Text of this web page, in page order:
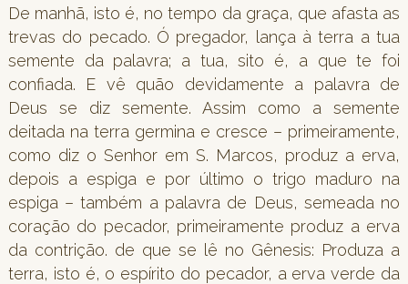
De manhã, isto é, no tempo da graça, que afasta as
trevas do pecado. Ó pregador, lança à terra a tua
semente da palavra; a tua, sito é, a que te foi
confiada. E vê quão devidamente a palavra de
Deus se diz semente. Assim como a semente
deitada na terra germina e cresce – primeiramente,
como diz o Senhor em S. Marcos, produz a erva,
depois a espiga e por último o trigo maduro na
espiga – também a palavra de Deus, semeada no
coração do pecador, primeiramente produz a erva
da contrição. de que se lê no Gênesis: Produza a
terra, isto é, o espírito do pecador, a erva verde da